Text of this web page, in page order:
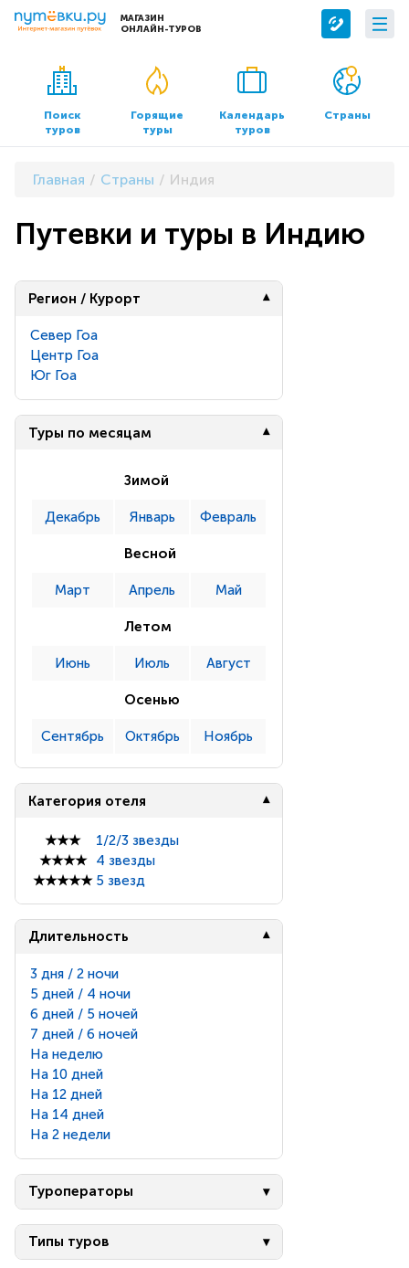
МАГАЗИН
ОНЛАЙН-ТУРОВ
Сервисы
Бронирование отелей
Трансфер
О компании
О нас
Контакты
Офисы продаж
Поиск
туров
Горящие
туры
Календарь
туров
Страны
Главная Страны Индия
Путевки и туры в Индию
Регион / Курорт
Север Гоа
Центр Гоа
Юг Гоа
Туры по месяцам
Зимой
Декабрь Январь Февраль
Весной
Март Апрель Май
Летом
Июнь Июль Август
Осенью
Сентябрь Октябрь Ноябрь
Категория отеля
★★★
1/2/3 звезды
★★★★
4 звезды
★★★★★ 5 звезд
Длительность
3 дня / 2 ночи
5 дней / 4 ночи
6 дней / 5 ночей
7 дней / 6 ночей
На неделю
На 10 дней
На 12 дней
На 14 дней
На 2 недели
Туроператоры
Типы туров